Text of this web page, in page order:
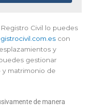
Civil lo puedes
con
y
gestionar
matrimonio de
de manera